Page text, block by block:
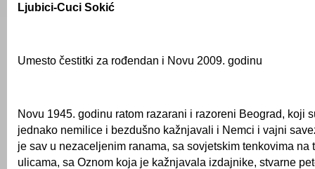
Ljubici-Cuci Sokić
Umesto čestitki za rođendan i Novu 2009. godinu
Novu 1945. godinu ratom razarani i razoreni Beograd, koji
jednako nemilice i bezdušno kažnjavali i Nemci i vajni
je sav u nezaceljenim ranama, sa sovjetskim tenkovima na
ulicama, sa Oznom koja je kažnjavala izdajnike, stvarne